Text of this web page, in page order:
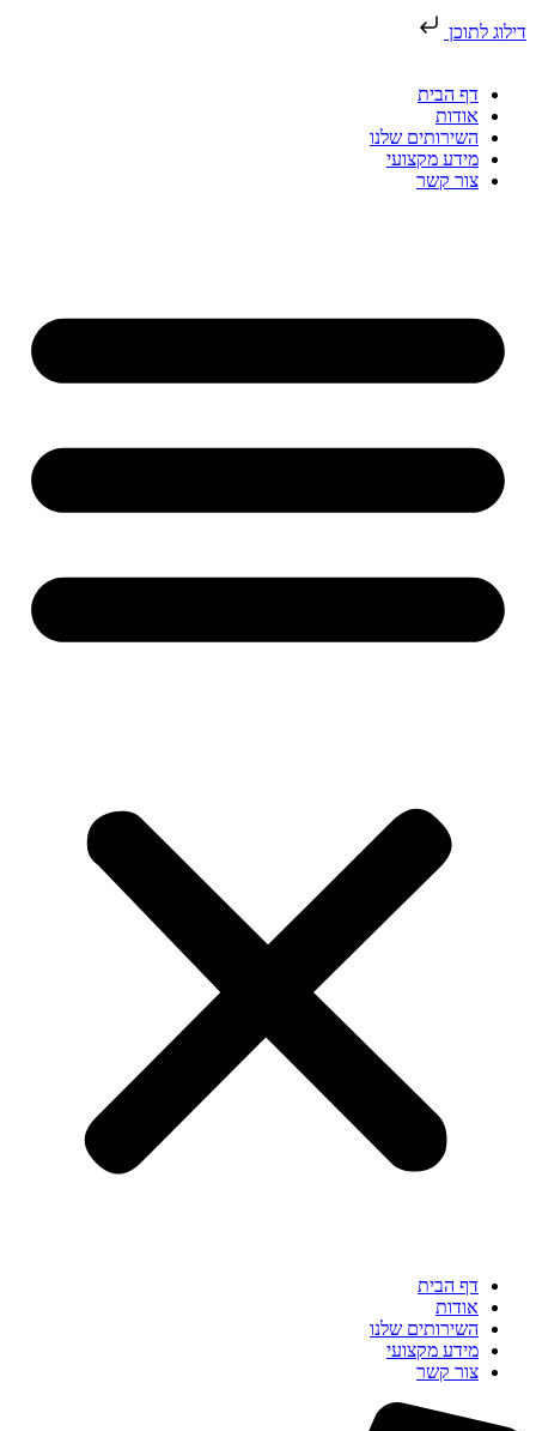
דילוג לתוכן
דף הבית
אודות
השירותים שלנו
מידע מקצועי
צור קשר
דף הבית
אודות
השירותים שלנו
מידע מקצועי
צור קשר